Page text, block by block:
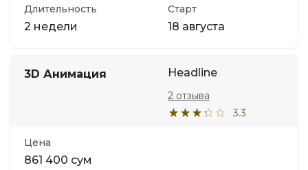
Длительность
2 недели
Старт
18 августа
3D Анимация Headline
3.3
2 отзыва
Цена
861 400 сум